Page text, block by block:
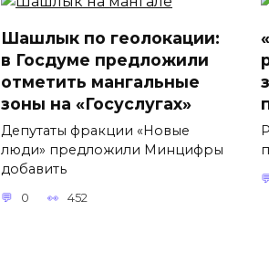
Шашлык по геолокации:
в Госдуме предложили
отметить мангальные
зоны на «Госуслугах»
Депутаты фракции «Новые
люди» предложили Минцифры
добавить
0 452